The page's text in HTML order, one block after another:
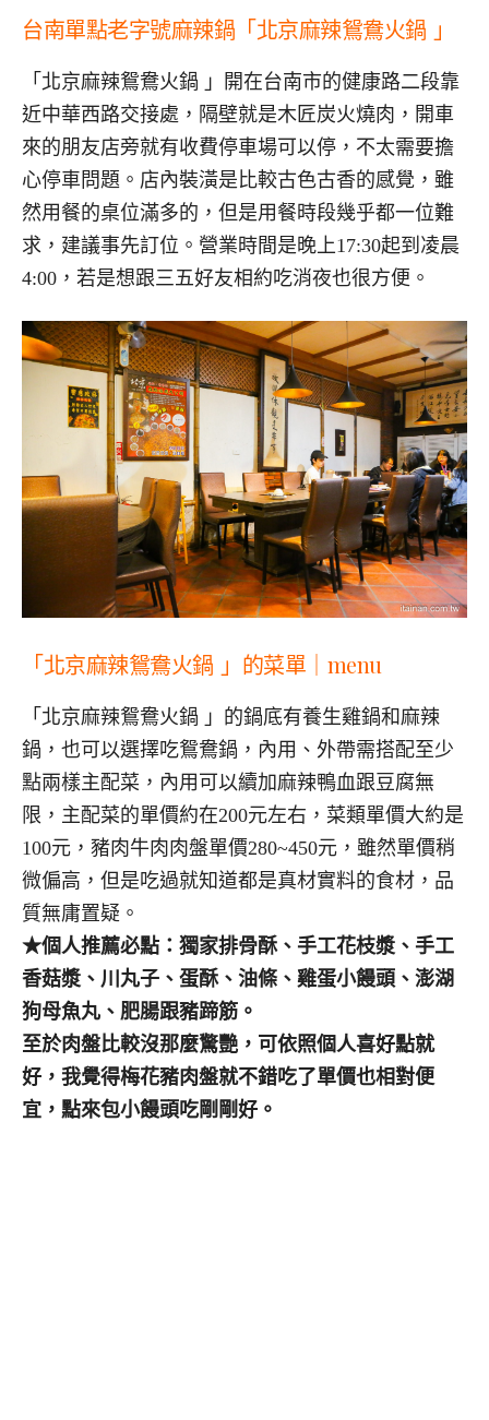
台南單點老字號麻辣鍋「北京麻辣鴛鴦火鍋 」
「北京麻辣鴛鴦火鍋 」開在台南市的健康路二段靠
近中華西路交接處，隔壁就是木匠炭火燒肉，開車
來的朋友店旁就有收費停車場可以停，不太需要擔
心停車問題。店內裝潢是比較古色古香的感覺，雖
然用餐的桌位滿多的，但是用餐時段幾乎都一位難
求，建議事先訂位。營業時間是晚上17:30起到凌晨
4:00，若是想跟三五好友相約吃消夜也很方便。
「北京麻辣鴛鴦火鍋 」的菜單｜ menu
「北京麻辣鴛鴦火鍋 」的鍋底有養生雞鍋和麻辣
鍋，也可以選擇吃鴛鴦鍋，內用、外帶需搭配至少
點兩樣主配菜，內用可以續加麻辣鴨血跟豆腐無
限，主配菜的單價約在200元左右，菜類單價大約是
100元，豬肉牛肉肉盤單價280~450元，雖然單價稍
微偏高，但是吃過就知道都是真材實料的食材，品
質無庸置疑。
★個人推薦必點：獨家排骨酥、手工花枝漿、手工
香菇漿、川丸子、蛋酥、油條、雞蛋小饅頭、澎湖
狗母魚丸、肥腸跟豬蹄筋。
至於肉盤比較沒那麼驚艷，可依照個人喜好點就
好，我覺得梅花豬肉盤就不錯吃了單價也相對便
宜，點來包小饅頭吃剛剛好。